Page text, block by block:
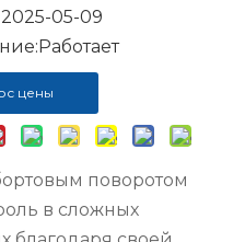
2025-05-09
Работает
цены
поворотом
в сложных